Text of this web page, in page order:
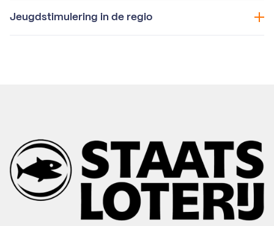
Jeugdstimulering in de regio